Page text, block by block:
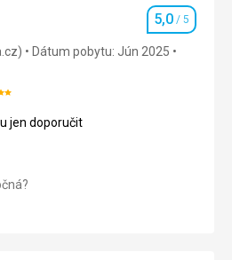
Hodnotenie
5,0 / 5
Dátum pobytu: Jún 2025
jen doporučit
jen doporučit